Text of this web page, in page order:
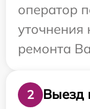
оператор
ремонта
2
Выезд